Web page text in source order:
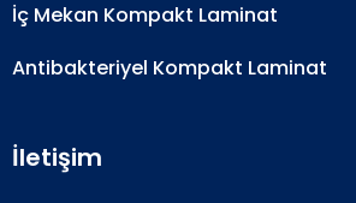
İç Mekan Kompakt Laminat
Antibakteriyel Kompakt Laminat
İletişim